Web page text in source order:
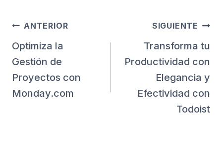
entrada:
Navegación
De
Entradas
ANTERIOR
Optimiza la
Gestión de
Proyectos con
Monday.com
SIGUIENTE
Transforma tu
Productividad con
Elegancia y
Efectividad con
Todoist